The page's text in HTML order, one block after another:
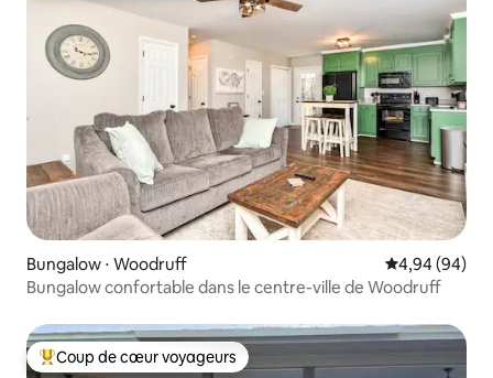
Bungalow ⋅ Woodruff Évaluation
4,94 (94)
Bungalow confortable dans le centre-ville de Woodruff
Coups de cœur voyageurs les plus appréciés
Coup de cœur voyageurs